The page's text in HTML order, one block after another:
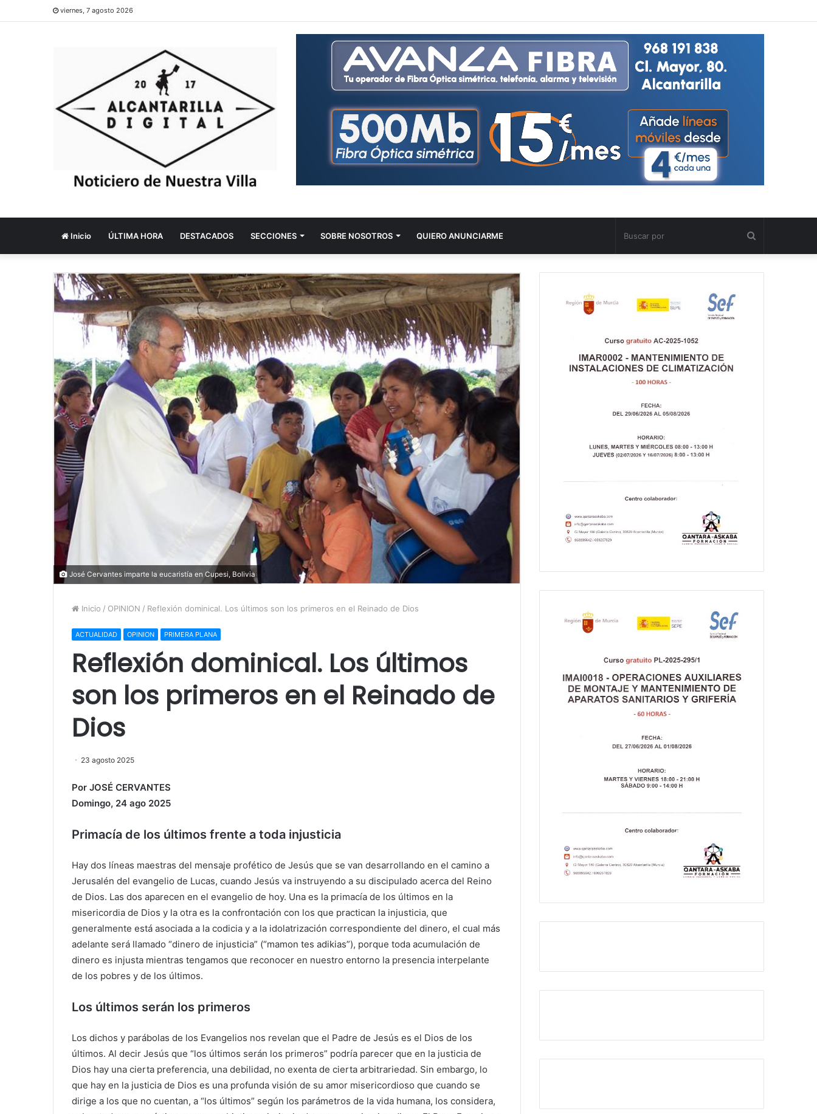
viernes, 7 agosto 2026
Inicio ÚLTIMA HORA DESTACADOS SECCIONES SOBRE NOSOTROS QUIERO ANUNCIARME
por
José Cervantes imparte la eucaristía en Cupesi, Bolivia
Inicio / OPINION / Reflexión dominical. Los últimos son los primeros en el Reinado de Dios
ACTUALIDAD OPINION PRIMERA PLANA
Reflexión dominical. Los últimos
son los primeros en el Reinado de
Dios
23 agosto 2025
Por JOSÉ CERVANTES
Domingo, 24 ago 2025
Primacía de los últimos frente a toda injusticia
Hay dos líneas maestras del mensaje profético de Jesús que se van desarrollando en el camino a
Jerusalén del evangelio de Lucas, cuando Jesús va instruyendo a su discipulado acerca del Reino
de Dios. Las dos aparecen en el evangelio de hoy. Una es la primacía de los últimos en la
misericordia de Dios y la otra es la confrontación con los que practican la injusticia, que
generalmente está asociada a la codicia y a la idolatrización correspondiente del dinero, el cual más
adelante será llamado “dinero de injusticia” (“mamon tes adikias”), porque toda acumulación de
dinero es injusta mientras tengamos que reconocer en nuestro entorno la presencia interpelante
de los pobres y de los últimos.
Los últimos serán los primeros
Los dichos y parábolas de los Evangelios nos revelan que el Padre de Jesús es el Dios de los
últimos. Al decir Jesús que “los últimos serán los primeros” podría parecer que en la justicia de
Dios hay una cierta preferencia, una debilidad, no exenta de cierta arbitrariedad. Sin embargo, lo
que hay en la justicia de Dios es una profunda visión de su amor misericordioso que cuando se
dirige a los que no cuentan, a “los últimos” según los parámetros de la vida humana, los considera,